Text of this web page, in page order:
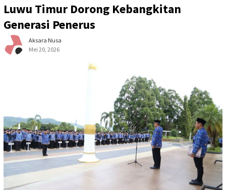
Luwu Timur Dorong Kebangkitan
Generasi Penerus
Aksara Nusa
Mei 20, 2026